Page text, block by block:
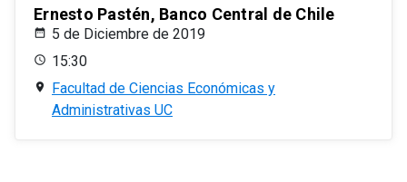
Ernesto Pastén, Banco Central de Chile
5 de Diciembre de 2019
15:30
Facultad de Ciencias Económicas y
Administrativas UC